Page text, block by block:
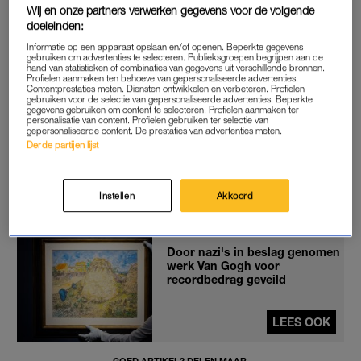
Onlangs verschenen posters in bushaltes in Rusland waarop
de prominente Zweden worden beledigd als nazi’s. Dit ligt in
lijn met de Russische rechtvaardiging van de bloedige invasie
in Oekraïne. Dat land zou van nazi’s moeten worden verlost.
Onder de kop ‘WIJ zijn tegen het nazisme en ZIJ niet’ beledigt
het Russische regime de drie Zweedse nationale helden.
President Poetin en zijn regime beweren niet alleen dat nazi’s
meer nazi’s opduiken. Zo zouden bijvoorbeeld huurlingen uit
de Joodse staat Israël meevechten met neonazi’s in Oekraïne.
Door nazi's in beslag genomen
werk Van Gogh voor
recordbedrag geveild
LEES OOK
Wij en onze partners verwerken gegevens voor de volgende
doeleinden:
Informatie op een apparaat opslaan en/of openen. Beperkte gegevens
gebruiken om advertenties te selecteren. Publieksgroepen begrijpen aan de
hand van statistieken of combinaties van gegevens uit verschillende bronnen.
Profielen aanmaken ten behoeve van gepersonaliseerde advertenties.
Contentprestaties meten. Diensten ontwikkelen en verbeteren. Profielen
gebruiken voor de selectie van gepersonaliseerde advertenties. Beperkte
gegevens gebruiken om content te selecteren. Profielen aanmaken ter
personalisatie van content. Profielen gebruiken ter selectie van
gepersonaliseerde content. De prestaties van advertenties meten.
Derde partijen lijst
Instellen Akkoord